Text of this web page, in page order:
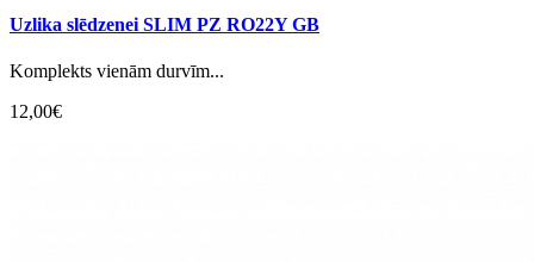
Uzlika slēdzenei SLIM PZ RO22Y GB
Komplekts vienām durvīm...
12,00€